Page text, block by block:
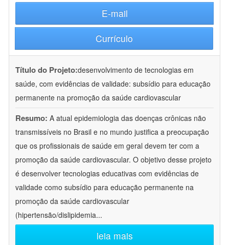
E-mail
Currículo
Título do Projeto:desenvolvimento de tecnologias em
saúde, com evidências de validade: subsídio para educação
permanente na promoção da saúde cardiovascular
Resumo: A atual epidemiologia das doenças crônicas não
transmissíveis no Brasil e no mundo justifica a preocupação
que os profissionais de saúde em geral devem ter com a
promoção da saúde cardiovascular. O objetivo desse projeto
é desenvolver tecnologias educativas com evidências de
validade como subsídio para educação permanente na
promoção da saúde cardiovascular
(hipertensão/dislipidemia...
leia mais